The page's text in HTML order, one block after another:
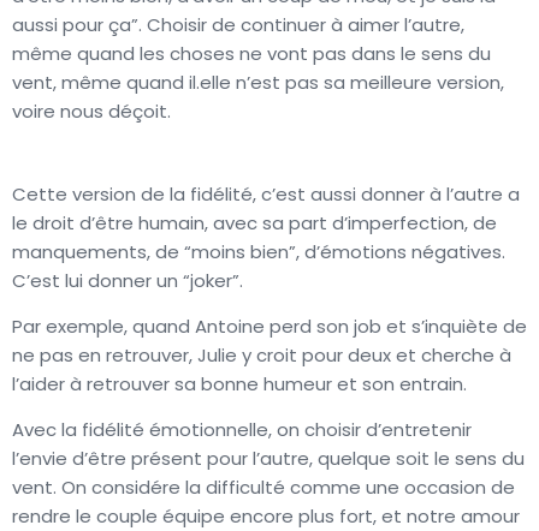
aussi pour ça”. Choisir de continuer à aimer l’autre,
même quand les choses ne vont pas dans le sens du
vent, même quand il.elle n’est pas sa meilleure version,
voire nous déçoit.
Cette version de la fidélité, c’est aussi donner à l’autre a
le droit d’être humain, avec sa part d’imperfection, de
manquements, de “moins bien”, d’émotions négatives.
C’est lui donner un “joker”.
Par exemple, quand Antoine perd son job et s’inquiète de
ne pas en retrouver, Julie y croit pour deux et cherche à
l’aider à retrouver sa bonne humeur et son entrain.
Avec la fidélité émotionnelle, on choisir d’entretenir
l’envie d’être présent pour l’autre, quelque soit le sens du
vent. On considére la difficulté comme une occasion de
rendre le couple équipe encore plus fort, et notre amour